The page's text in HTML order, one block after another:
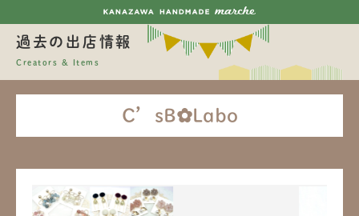
過去の出店情報
Creators & Items
C’sB✿︎Labo